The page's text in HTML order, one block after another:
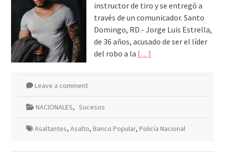
instructor de tiro y se entregó a
través de un comunicador. Santo
Domingo, RD.- Jorge Luis Estrella,
de 36 años, acusado de ser el líder
del robo a la […]
Leave a comment
NACIONALES, Sucesos
Asaltantes, Asalto, Banco Popular, Policía Nacional